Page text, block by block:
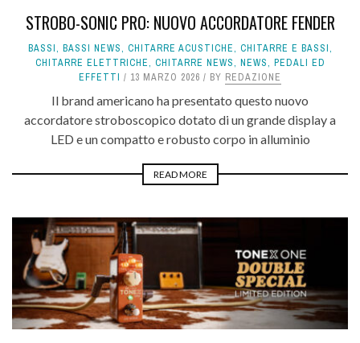
STROBO-SONIC PRO: NUOVO ACCORDATORE FENDER
BASSI, BASSI NEWS, CHITARRE ACUSTICHE, CHITARRE E BASSI,
CHITARRE ELETTRICHE, CHITARRE NEWS, NEWS, PEDALI ED
EFFETTI
13 MARZO 2026 BY REDAZIONE
Il brand americano ha presentato questo nuovo
accordatore stroboscopico dotato di un grande display a
LED e un compatto e robusto corpo in alluminio
READ MORE